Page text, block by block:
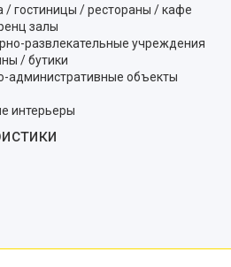
/ гостиницы / рестораны / кафе
залы
развлекательные учреждения
/ бутики
административные объекты
интерьеры